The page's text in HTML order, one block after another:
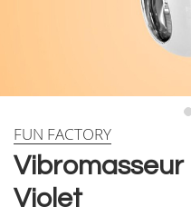
Skip
the
beginning
Vibromasseur
Violet
FUN FACTORY